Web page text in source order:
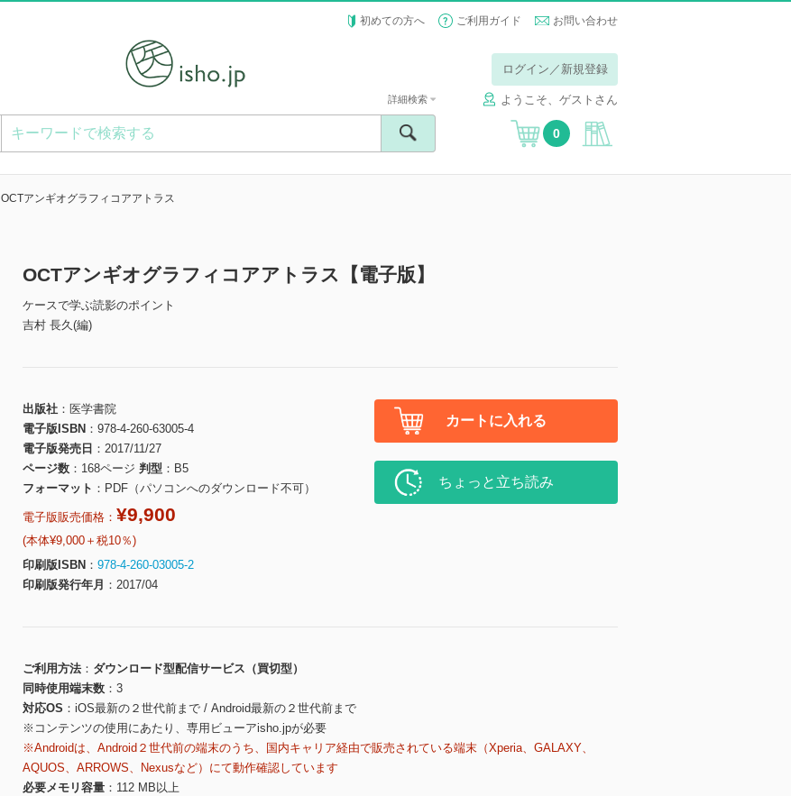
初めての方へ ご利用ガイド お問い合わせ
ログイン／新規登録
ようこそ、ゲストさん
詳細検索
0
OCTアンギオグラフィコアアトラス
OCTアンギオグラフィコアアトラス【電子版】
ケースで学ぶ読影のポイント
吉村 長久(編)
出版社
医学書院
電子版ISBN
978-4-260-63005-4
電子版発売日
2017/11/27
ページ数
168ページ 判型
B5
フォーマット
PDF（パソコンへのダウンロード不可）
電子版販売価格： ¥9,900
(本体¥9,000＋税10％)
印刷版ISBN
978-4-260-03005-2
印刷版発行年月
2017/04
カートに入れる
ちょっと立ち読み
ご利用方法
ダウンロード型配信サービス（買切型）
同時使用端末数
3
対応OS
iOS最新の２世代前まで / Android最新の２世代前まで
※コンテンツの使用にあたり、専用ビューアisho.jpが必要
※Androidは、Android２世代前の端末のうち、国内キャリア経由で販売されている端末（Xperia、GALAXY、
AQUOS、ARROWS、Nexusなど）にて動作確認しています
必要メモリ容量
112 MB以上